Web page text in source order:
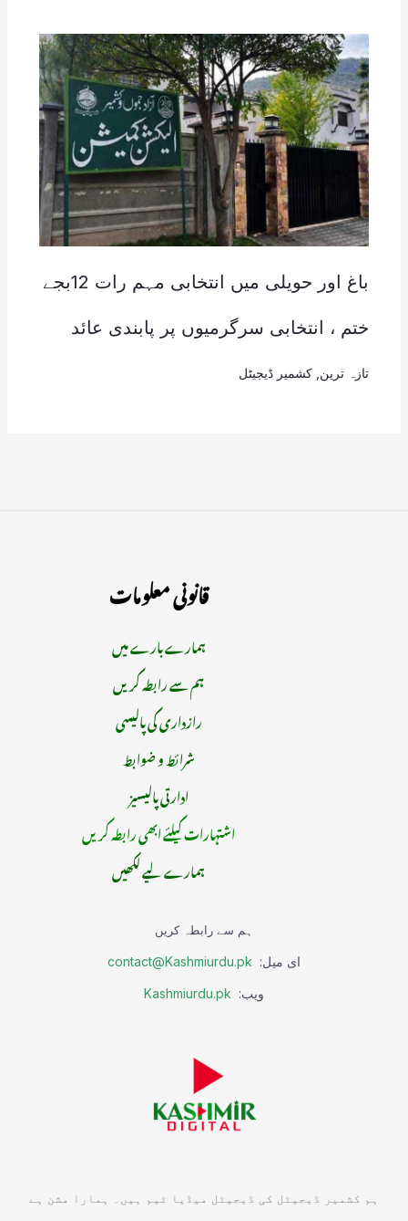
باغ اور حویلی میں انتخابی مہم رات 12بجے
ختم ، انتخابی سرگرمیوں پر پابندی عائد
تازہ ترین کشمیر ڈیجیٹل
قانونی معلومات
ہمارے بارے میں
ہم سے رابطہ کریں
رازداری کی پالیسی
شرائط و ضوابط
ادارتی پالیسیز
اشتہارات کیلئے ابھی رابطہ کریں
ہمارے لیے لکھیں
ہم سے رابطہ کریں
ای میل: contact@Kashmiurdu.pk
ویب: Kashmiurdu.pk
ہم کشمیر ڈیجیٹل کی ڈیجیٹل میڈیا ٹیم ہیں۔ ہمارا مشن ہے